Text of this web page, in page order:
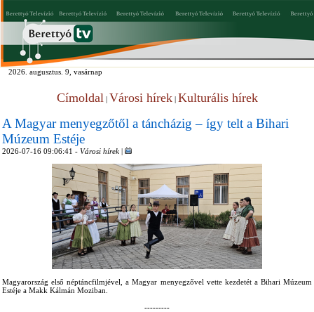
2026. augusztus. 9, vasárnap
Címoldal | Városi hírek| Kulturális hírek
A Magyar menyegzőtől a táncházig – így telt a Bihari
Múzeum Estéje
2026-07-16 09:06:41 - Városi hírek |
Magyarország első néptáncfilmjével, a Magyar menyegzővel vette kezdetét a Bihari Múzeum
Estéje a Makk Kálmán Moziban.
---------